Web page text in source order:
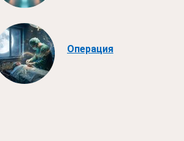
Операция